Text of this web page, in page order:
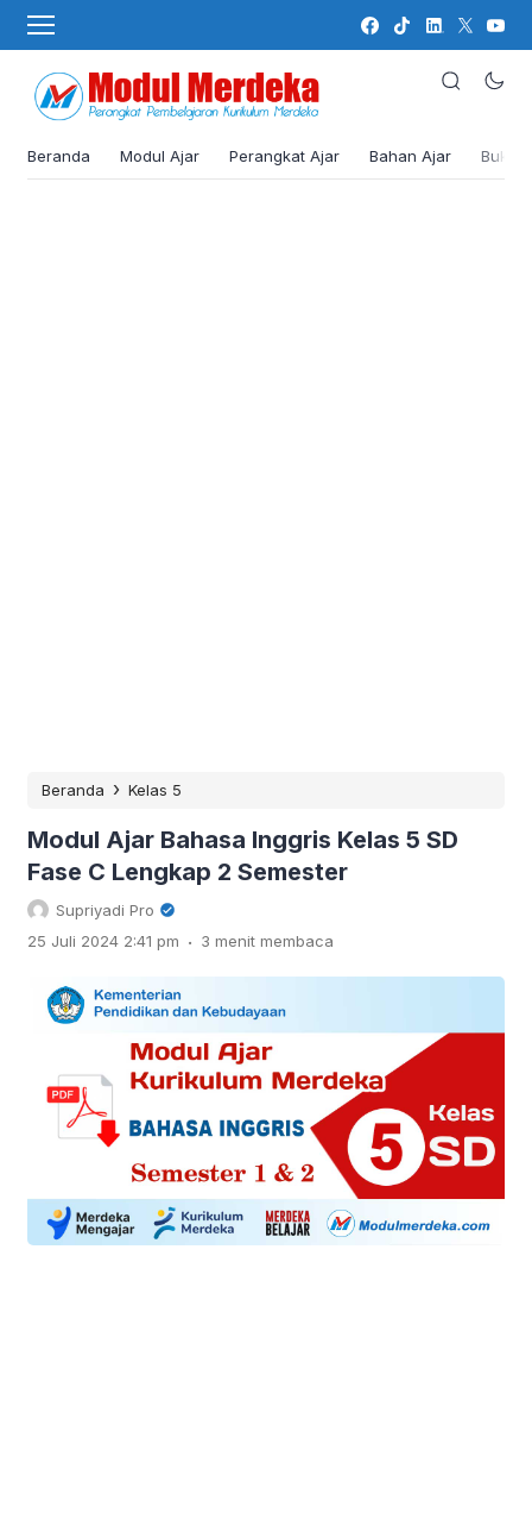
Beranda Modul Ajar Perangkat Ajar Bahan Ajar Buku
Beranda › Kelas 5
Modul Ajar Bahasa Inggris Kelas 5 SD
Fase C Lengkap 2 Semester
Supriyadi Pro
25 Juli 2024 2:41 pm . 3 menit membaca